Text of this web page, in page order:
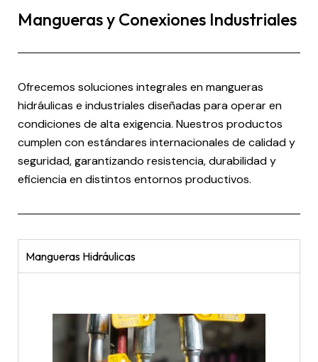
Mangueras y Conexiones Industriales
Ofrecemos soluciones integrales en mangueras
hidráulicas e industriales diseñadas para operar en
condiciones de alta exigencia. Nuestros productos
cumplen con estándares internacionales de calidad y
seguridad, garantizando resistencia, durabilidad y
eficiencia en distintos entornos productivos.
Mangueras Hidráulicas